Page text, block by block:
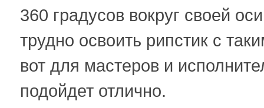
360 градусов вокруг своей
трудно освоить рипстик с
вот для мастеров и
подойдет отлично.